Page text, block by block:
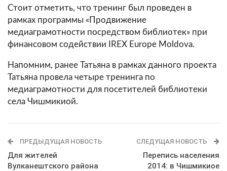
Стоит отметить, что тренинг был проведен в
рамках программы «Продвижение
медиаграмотности посредством библиотек» при
финансовом содействии IREX Europe Moldova.
Напомним, ранее Татьяна в рамках данного проекта
Татьяна провела четыре тренинга по
медиаграмотности для посетителей библиотеки
села Чишмикиой.
ПРЕДЫДУЩАЯ НОВОСТЬ
Для жителей
Вулканештского района
СЛЕДУЩАЯ НОВОСТЬ
Перепись населения
2014: в Чишмикиое